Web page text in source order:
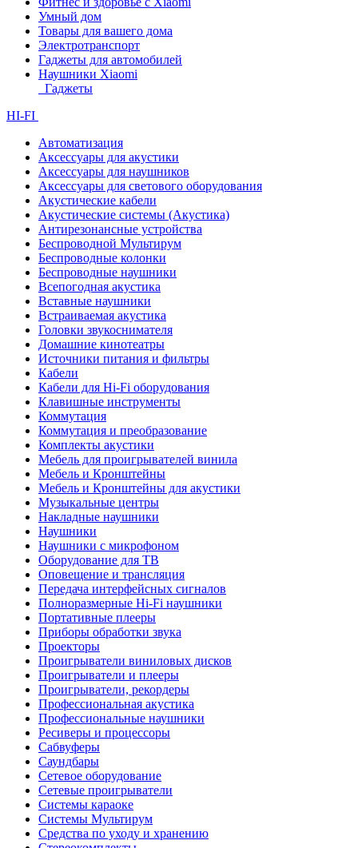
Умный дом
Товары для вашего дома
Электротранспорт
Гаджеты для автомобилей
Наушники Xiaomi
Гаджеты
HI-FI
Автоматизация
Аксессуары для акустики
Аксессуары для наушников
Аксессуары для светового оборудования
Акустические кабели
Акустические системы (Акустика)
Антирезонансные устройства
Беспроводной Мультирум
Беспроводные колонки
Беспроводные наушники
Всепогодная акустика
Вставные наушники
Встраиваемая акустика
Головки звукоснимателя
Домашние кинотеатры
Источники питания и фильтры
Кабели
Кабели для Hi-Fi оборудования
Клавишные инструменты
Коммутация
Коммутация и преобразование
Комплекты акустики
Мебель для проигрывателей винила
Мебель и Кронштейны
Мебель и Кронштейны для акустики
Музыкальные центры
Накладные наушники
Наушники
Наушники с микрофоном
Оборудование для ТВ
Оповещение и трансляция
Передача интерфейсных сигналов
Полноразмерные Hi-Fi наушники
Портативные плееры
Приборы обработки звука
Проекторы
Проигрыватели виниловых дисков
Проигрыватели и плееры
Проигрыватели, рекордеры
Профессиональная акустика
Профессиональные наушники
Ресиверы и процессоры
Сабвуферы
Саундбары
Сетевое оборудование
Сетевые проигрыватели
Системы караоке
Системы Мультирум
Средства по уходу и хранению